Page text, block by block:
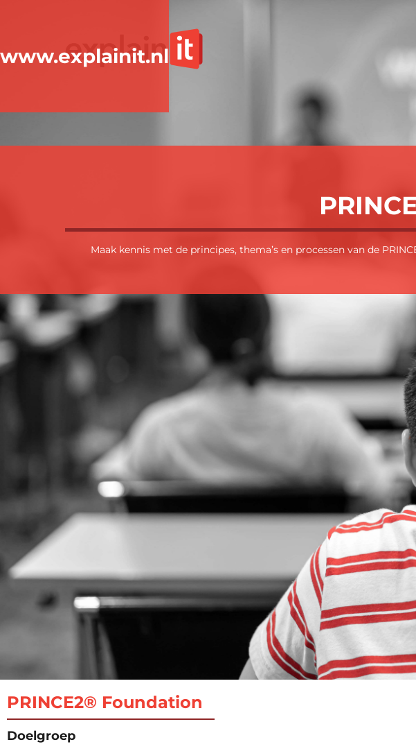
Maak kennis met de principes, thema’s en processen van de
www.explainit.nl
PRINCE2® Foundation
Doelgroep